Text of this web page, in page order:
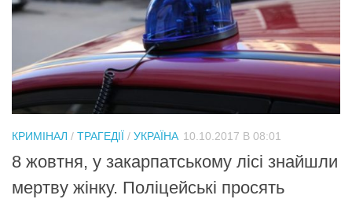
Харків
Донбас
Одеса
Схід
Прикарпаття
Економіка
КРИМІНАЛ / ТРАГЕДІЇ / УКРАЇНА 10.10.2017 В 08:01
8 жовтня, у закарпатському лісі знайшли
мepтвy жінку. Поліцейські просять